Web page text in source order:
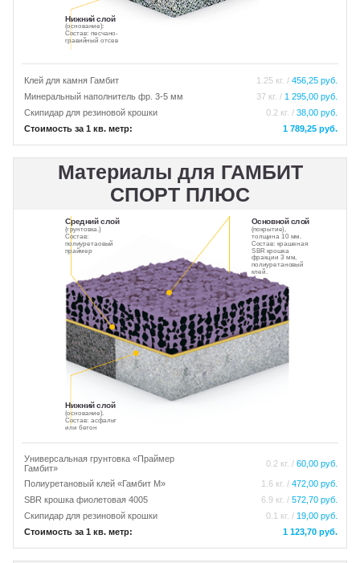
Нижний слой
(основание):
Состав: песчано-
гравийный отсев
Клей для камня Гамбит 1.25 кг. / 456,25 руб.
Минеральный наполнитель фр. 3-5 мм
37 кг. / 1 295,00 руб.
Скипидар для резиновой крошки
0.2 кг. / 38,00 руб.
Стоимость за 1 кв. метр:
1 789,25 руб.
Материалы для ГАМБИТ
СПОРТ ПЛЮС
Нижний слой
(основание).
Состав: асфальт
или бетон
Средний слой
(грунтовка.)
Состав:
полиуретаовый
праймер
Основной слой
(покрытие),
толщина 10 мм.
Состав: крашеная
SBR крошка
фракции 3 мм,
полиуретановый
клей.
Универсальная грунтовка «Праймер
Гамбит»
0.2 кг. / 60,00 руб.
Полиуретановый клей «Гамбит М» 1.6 кг. / 472,00 руб.
SBR крошка фиолетовая 4005
6.9 кг. / 572,70 руб.
Скипидар для резиновой крошки
0.1 кг. / 19,00 руб.
Стоимость за 1 кв. метр:
1 123,70 руб.